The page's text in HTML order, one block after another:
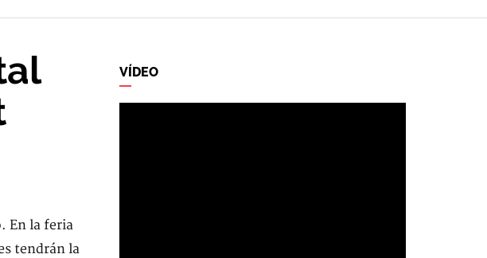
En la feria
tendrán la
VÍDEO